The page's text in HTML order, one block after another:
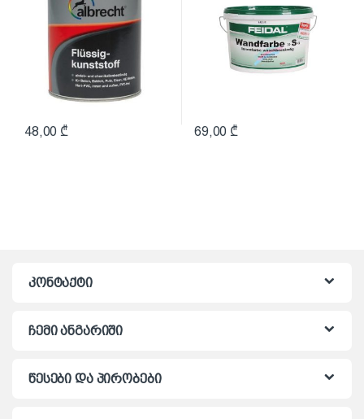
48,00 ₾ 69,00 ₾
კონტაქტი
ჩემი ანგარიში
წესები და პირობები